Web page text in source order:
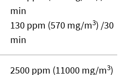
min
130 ppm (570 mg/m3) /30
min
2500 ppm (11000 mg/m3)